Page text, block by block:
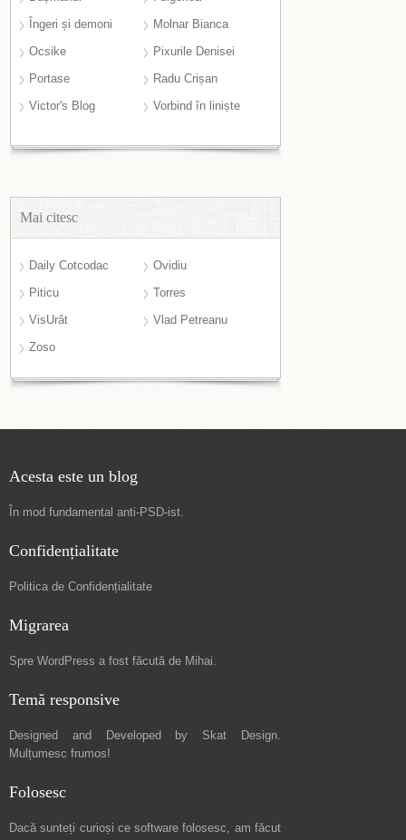
Îngeri și demoni
Molnar Bianca
Ocsike
Pixurile Denisei
Portase
Radu Crișan
Victor's Blog
Vorbind în liniște
Mai citesc
Daily Cotcodac
Ovidiu
Piticu
Torres
VisUrât
Vlad Petreanu
Zoso
Acesta este un blog
În mod fundamental anti-PSD-ist.
Confidențialitate
Politica de Confidențialitate
Migrarea
Spre WordPress a fost făcută de Mihai.
Temă responsive
Designed and Developed by Skat Design.
Mulțumesc frumos!
Folosesc
Dacă sunteți curioși ce software folosesc, am făcut